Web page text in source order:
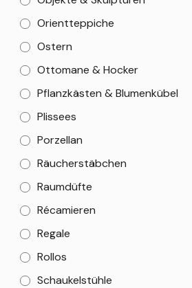
Orientteppiche
Ostern
Ottomane & Hocker
Pflanzkästen & Blumenkübel
Plissees
Porzellan
Räucherstäbchen
Raumdüfte
Récamieren
Regale
Rollos
Schaukelstühle